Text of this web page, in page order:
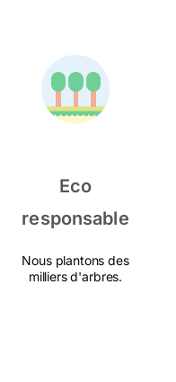
Eco
responsable
Nous plantons des
milliers d'arbres.